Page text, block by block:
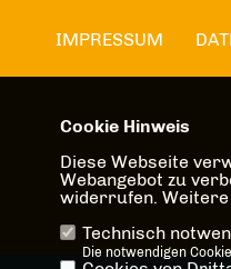
IMPRESSUM
Cookie Hinweis
Diese Webseite
Webangebot zu
widerrufen.
Technisch
Die notwendigen